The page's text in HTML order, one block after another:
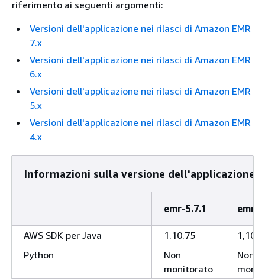
riferimento ai seguenti argomenti:
Versioni dell'applicazione nei rilasci di Amazon EMR
7.x
Versioni dell'applicazione nei rilasci di Amazon EMR
6.x
Versioni dell'applicazione nei rilasci di Amazon EMR
5.x
Versioni dell'applicazione nei rilasci di Amazon EMR
4.x
Informazioni sulla versione dell'applicazione
emr-5.7.1 emr-
AWS SDK per Java 1.10.75
Python
Non
monitorato
Non